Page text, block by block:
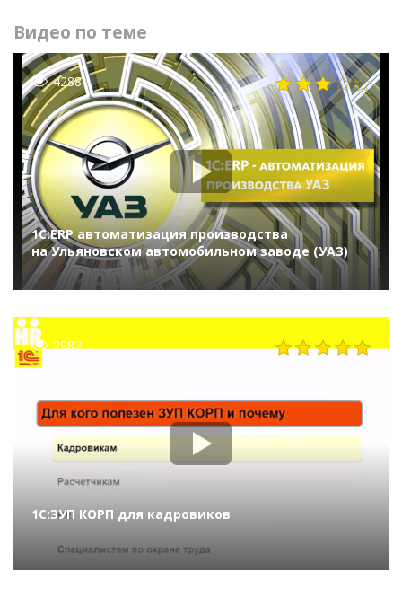
Видео по теме
4288
1С:ERP автоматизация производства
на Ульяновском автомобильном заводе (УАЗ)
2982
1С:ЗУП КОРП для кадровиков